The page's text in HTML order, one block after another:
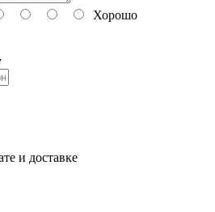
Хорошо
и доставке